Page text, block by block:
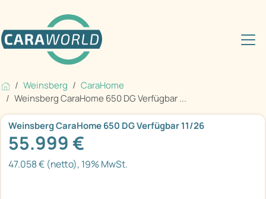
Weinsberg
CaraHome
Weinsberg CaraHome 650 DG Verfügbar ...
Weinsberg CaraHome 650 DG Verfügbar 11/26
55.999 €
47.058 € (netto), 19% MwSt.